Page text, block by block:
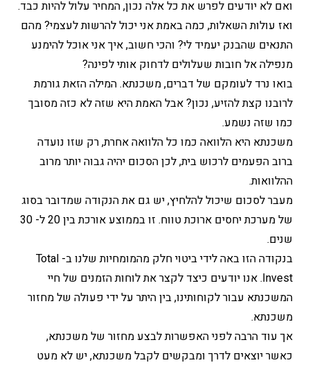
ואם לא יודעים לפרש את כל אלה נכון, המחיר עלול להיות כבד.
ואז עולות השאלות, כמה באמת אני יכול להרשות לעצמי? מהם
התנאים שהבנק יעמיד לי? והכי חשוב, איך אני אוכל להימנע
מנפילה אל חובות שעלולים לדחוק אותי לפינה?
בואו נרד לעומקם של דברים, משכנתא. המילה הזאת גורמת
לרובנו קצת להזיע, נכון? אבל האמת היא שזה לא כזה מסובך
כמו שזה נשמע.
משכנתא היא הלוואה כמו כל הלוואה אחרת, רק שזו נועדה
ברוב הפעמים לרכוש בית, לכן הסכום יהיה גבוה יותר מרוב
ההלוואות.
מעבר לסכום שיכול להלחיץ, יש גם את הנקודה שמדובר בסוג
של מערכת יחסים ארוכת טווח. זו בממוצע אורכת בין 20 ל- 30
שנים.
בנקודה הזו באה לידי ביטוי חלק מהמומחיות שלנו ב- Total
Invest. אנו יודעים כיצד לקצר את לוחות הזמנים של חיי
המשכנתא עבור לקוחותינו, בין היתר על ידי פעולה של מחזור
משכנתא.
אך עוד הרבה לפני האפשרות לבצע מחזור של משכנתא,
כאשר יוצאים לדרך ומבקשים לקבל משכנתא, יש לא מעט